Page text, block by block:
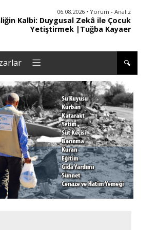
06.08.2026 • Yorum - Analiz
Kalbi: Duygusal Zekâ ile Çocuk
Yetiştirmek |Tuğba Kayaer